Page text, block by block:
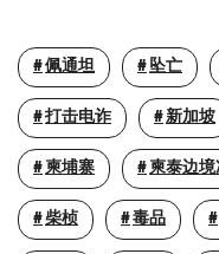
佩通坦 坠亡
打击电诈 新加坡
柬埔寨 柬泰边
柴桢 毒品